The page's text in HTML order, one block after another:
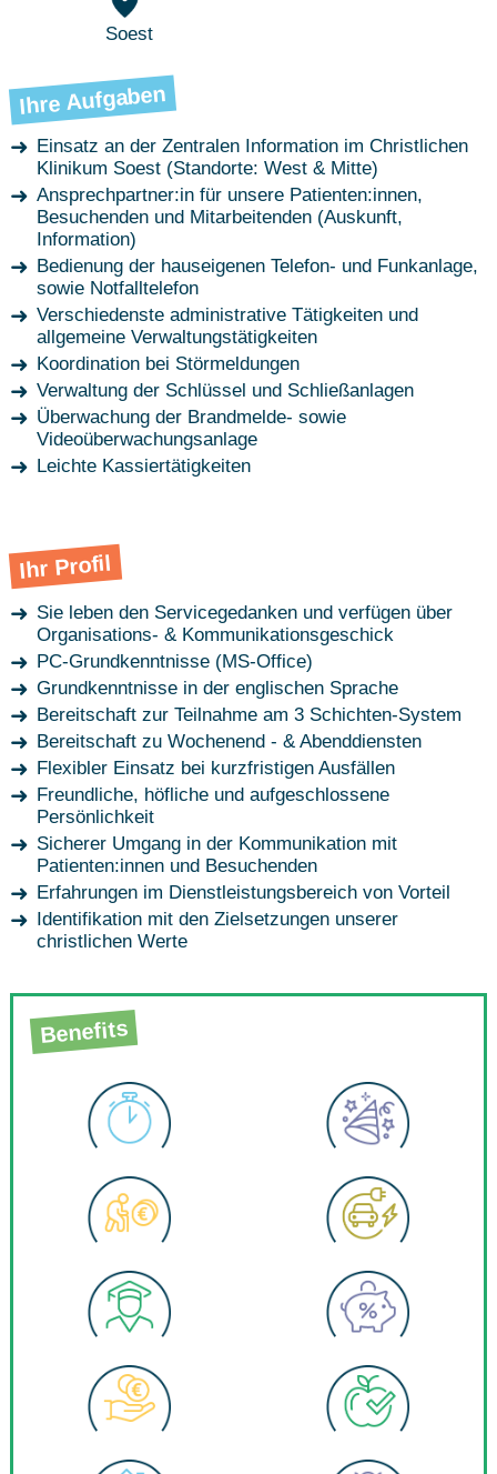
Soest
Ihre Aufgaben
Einsatz an der Zentralen Information im Christlichen
Klinikum Soest (Standorte: West & Mitte)
Ansprechpartner:in für unsere Patienten:innen,
Besuchenden und Mitarbeitenden (Auskunft,
Information)
Bedienung der hauseigenen Telefon- und Funkanlage,
sowie Notfalltelefon
Verschiedenste administrative Tätigkeiten und
allgemeine Verwaltungstätigkeiten
Koordination bei Störmeldungen
Verwaltung der Schlüssel und Schließanlagen
Überwachung der Brandmelde- sowie
Videoüberwachungsanlage
Leichte Kassiertätigkeiten
Ihr Profil
Sie leben den Servicegedanken und verfügen über
Organisations- & Kommunikationsgeschick
PC-Grundkenntnisse (MS-Office)
Grundkenntnisse in der englischen Sprache
Bereitschaft zur Teilnahme am 3 Schichten-System
Bereitschaft zu Wochenend - & Abenddiensten
Flexibler Einsatz bei kurzfristigen Ausfällen
Freundliche, höfliche und aufgeschlossene
Persönlichkeit
Sicherer Umgang in der Kommunikation mit
Patienten:innen und Besuchenden
Erfahrungen im Dienstleistungsbereich von Vorteil
Identifikation mit den Zielsetzungen unserer
christlichen Werte
Benefits